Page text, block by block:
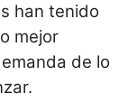
han tenido
mejor
de lo